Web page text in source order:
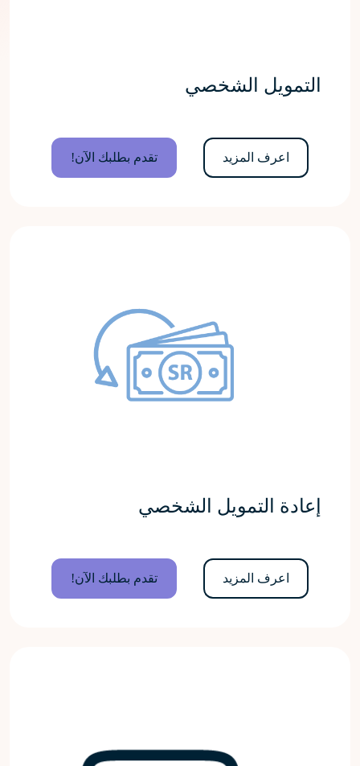
التمويل الشخصي
اعرف المزيد تقدم بطلبك الآن!
إعادة التمويل الشخصي
اعرف المزيد تقدم بطلبك الآن!